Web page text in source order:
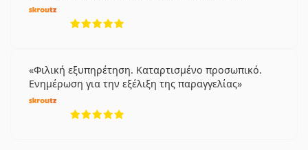
Φιλική εξυπηρέτηση. Καταρτισμένο προσωπικό.
Ενημέρωση για την εξέλιξη της παραγγελίας